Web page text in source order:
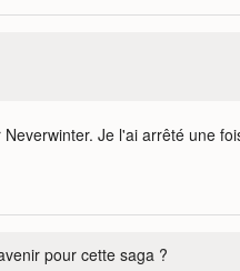
Je l'ai arrêté une
pour cette saga ?